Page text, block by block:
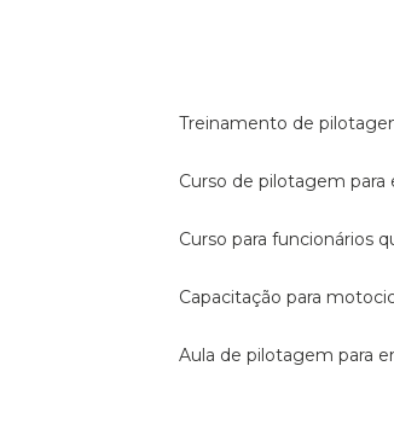
treinamento de
curso de pilotagem
curso para funcionários
capacitação para
aula de pilotagem para